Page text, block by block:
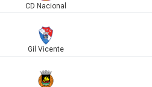
CD Nacional
Gil Vicente